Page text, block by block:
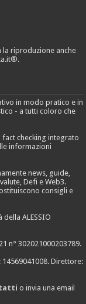
la riproduzione anche
in modo pratico e in
- a tutti coloro che
checking integrato
informazioni
news, guide,
Defi e Web3.
consigli e
ALESSIO
n° 302021000203789.
14569041008. Direttore:
o invia una email